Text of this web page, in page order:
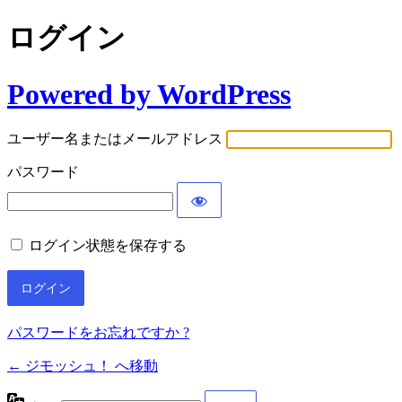
ログイン
Powered by WordPress
ユーザー名またはメールアドレス
パスワード
ログイン状態を保存する
パスワードをお忘れですか ?
← ジモッシュ！ へ移動